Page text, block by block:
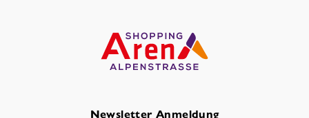
Newsletter Anmeldung